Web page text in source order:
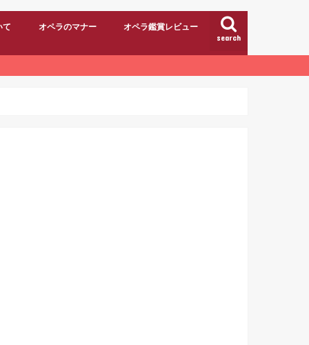
search
て オペラのマナー オペラ鑑賞レビュー